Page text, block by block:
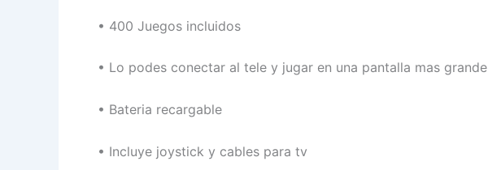
• 400 Juegos incluidos
• Lo podes conectar al tele y jugar en una pantalla mas grande
• Bateria recargable
• Incluye joystick y cables para tv